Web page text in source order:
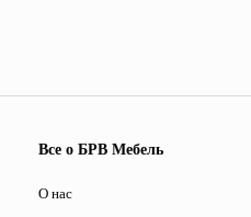
Все о БРВ Мебель
О нас